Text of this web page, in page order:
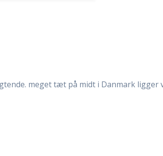
meget tæt på midt i Danmark ligger